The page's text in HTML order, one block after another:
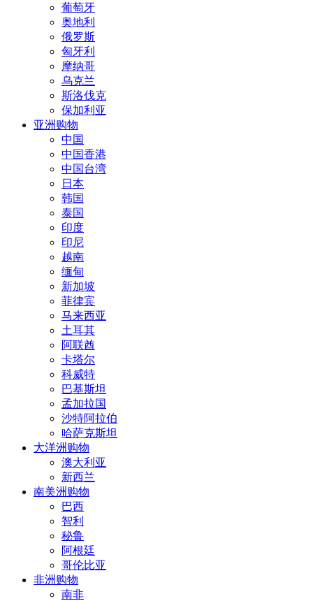
葡萄牙
奥地利
俄罗斯
匈牙利
摩纳哥
乌克兰
斯洛伐克
保加利亚
亚洲购物
中国
中国香港
中国台湾
日本
韩国
泰国
印度
印尼
越南
缅甸
新加坡
菲律宾
马来西亚
土耳其
阿联酋
卡塔尔
科威特
巴基斯坦
孟加拉国
沙特阿拉伯
哈萨克斯坦
大洋洲购物
澳大利亚
新西兰
南美洲购物
巴西
智利
秘鲁
阿根廷
哥伦比亚
非洲购物
南非